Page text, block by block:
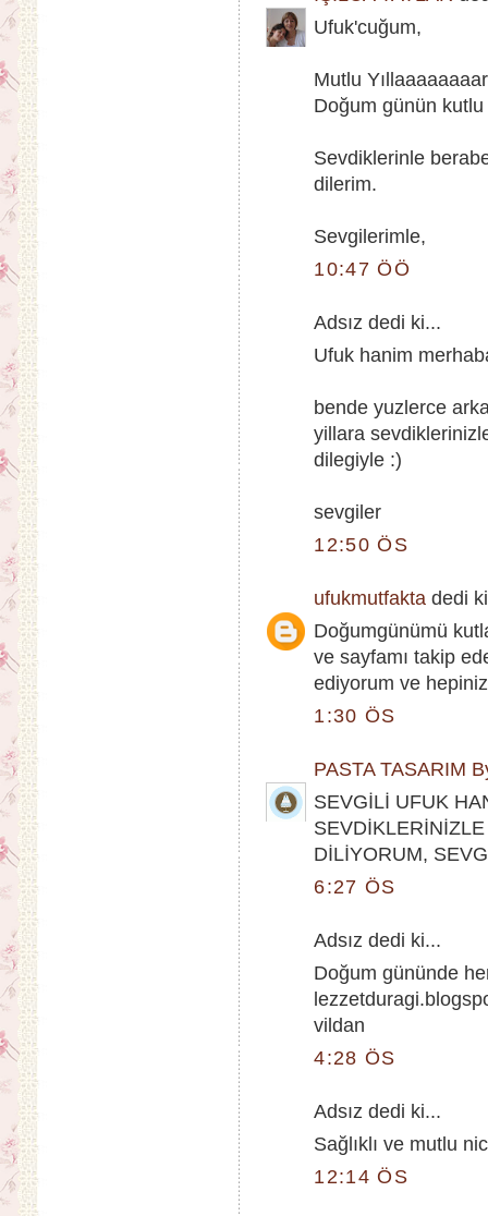
Ufuk'cuğum,
Mutlu
Doğum günün
Sevdiklerinle
dilerim.
Sevgilerimle,
10:47 ÖÖ
Adsız dedi ki...
Ufuk hanim
bende yuzlerce
yillara
dilegiyle :)
sevgiler
12:50 ÖS
ufukmutfakta dedi
Doğumgünümü
ve sayfamı takip
ediyorum ve
1:30 ÖS
PASTA TASARIM
SEVGİLİ UFUK
DİLİYORUM,
6:27 ÖS
Adsız dedi ki...
Doğum gününde
vildan
4:28 ÖS
Adsız dedi ki...
Sağlıklı ve mutlu
12:14 ÖS